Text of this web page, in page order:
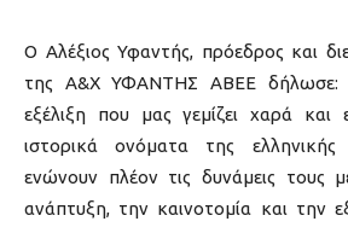
Ο Αλέξιος Υφαντής, πρόεδρος και
της Α&Χ ΥΦΑΝΤΗΣ ΑΒΕΕ δήλωσε:
εξέλιξη που μας γεμίζει χαρά
ιστορικά ονόματα της
ενώνουν πλέον τις δυνάμεις τους
ανάπτυξη, την καινοτομία και την